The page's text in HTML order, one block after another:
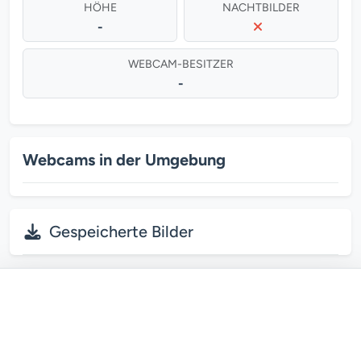
HÖHE
-
NACHTBILDER
WEBCAM-BESITZER
-
Webcams in der Umgebung
Gespeicherte Bilder